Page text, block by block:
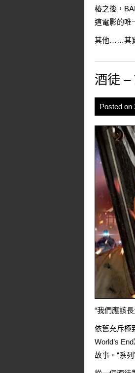
樁之後，
這電影的唯
其他……其
酒徒 –
Posted on
“我們應該
依舊充斥極
World’s
故事。“系